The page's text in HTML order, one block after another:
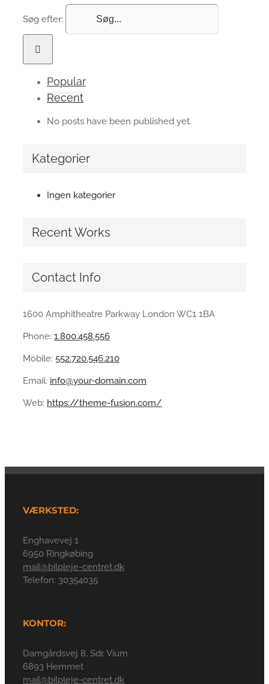
Søg efter:
Popular
Recent
No posts have been published yet.
Kategorier
Ingen kategorier
Recent Works
Contact Info
1600 Amphitheatre Parkway London WC1 1BA
Phone: 1.800.458.556
Mobile: 552.720.546.210
Email: info@your-domain.com
Web: https://theme-fusion.com/
VÆRKSTED:
Enghavevej 1
6950 Ringkøbing
mail@bilpleje-centret.dk
Telefon: 30354035
KONTOR:
Damgårdsvej 8, Sdr. Vium
6893 Hemmet
mail@bilpleje-centret.dk